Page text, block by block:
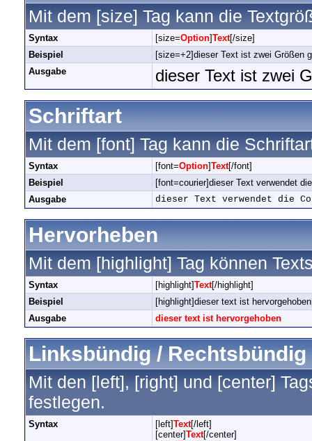
Mit dem [size] Tag kann die
Syntax [size=Option]Text[/size]
Beispiel
[size=+2]dieser Text ist zwei Größen
Ausgabe
dieser Text ist zwei
Schriftart
Mit dem [font] Tag kann die
Syntax [font=Option]Text[/font]
Beispiel
[font=courier]dieser Text verwendet
Ausgabe
dieser Text verwendet die
Hervorheben
Mit dem [highlight] Tag können
Syntax [highlight]Text[/highlight]
Beispiel
[highlight]dieser text ist
Ausgabe
dieser text ist hervorgehoben
Linksbündig / Rechtsbündig
Mit den [left], [right] und [center]
festlegen.
Syntax [left]Text[/left]
[center]Text[/center]